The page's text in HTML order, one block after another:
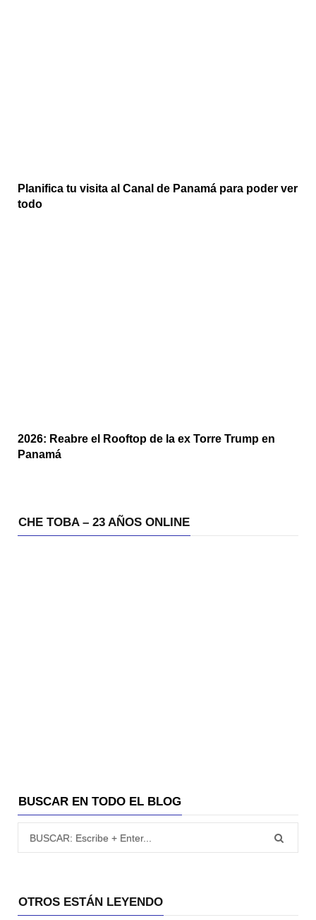
Planifica tu visita al Canal de Panamá para poder ver
todo
2026: Reabre el Rooftop de la ex Torre Trump en
Panamá
CHE TOBA – 23 AÑOS ONLINE
BUSCAR EN TODO EL BLOG
OTROS ESTÁN LEYENDO